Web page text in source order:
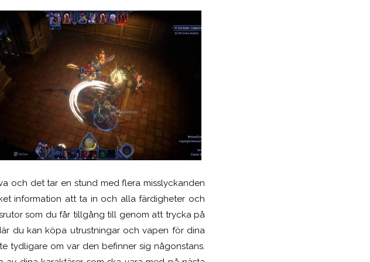
och det tar en stund med flera misslyckanden
information att ta in och alla färdigheter och
som du får tillgång till genom att trycka på
du kan köpa utrustningar och vapen för dina
tydligare om var den befinner sig någonstans.